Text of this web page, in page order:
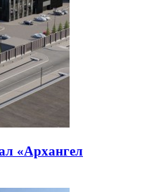
«Архангел